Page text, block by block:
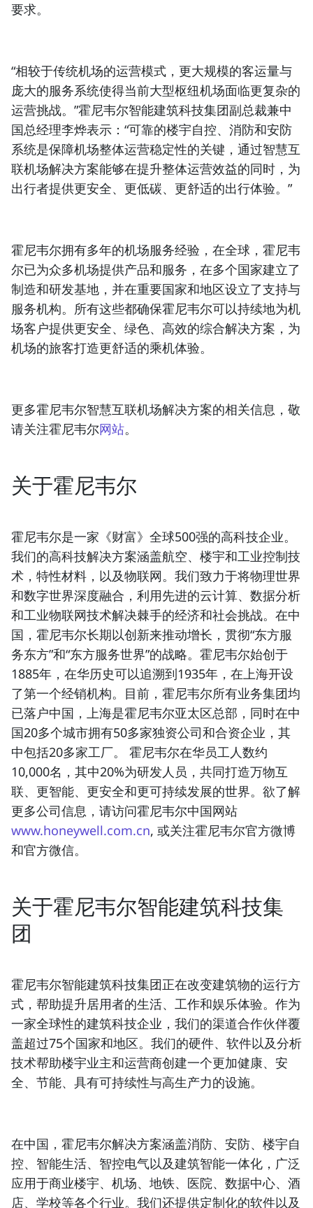
要求。
“相较于传统机场的运营模式，更大规模的客运量与
庞大的服务系统使得当前大型枢纽机场面临更复杂的
运营挑战。”霍尼韦尔智能建筑科技集团副总裁兼中
国总经理李烨表示：“可靠的楼宇自控、消防和安防
系统是保障机场整体运营稳定性的关键，通过智慧互
联机场解决方案能够在提升整体运营效益的同时，为
出行者提供更安全、更低碳、更舒适的出行体验。”
霍尼韦尔拥有多年的机场服务经验，在全球，霍尼韦
尔已为众多机场提供产品和服务，在多个国家建立了
制造和研发基地，并在重要国家和地区设立了支持与
服务机构。所有这些都确保霍尼韦尔可以持续地为机
场客户提供更安全、绿色、高效的综合解决方案，为
机场的旅客打造更舒适的乘机体验。
更多霍尼韦尔智慧互联机场解决方案的相关信息，敬
请关注霍尼韦尔网站。
关于霍尼韦尔
霍尼韦尔是一家《财富》全球500强的高科技企业。
我们的高科技解决方案涵盖航空、楼宇和工业控制技
术，特性材料，以及物联网。我们致力于将物理世界
和数字世界深度融合，利用先进的云计算、数据分析
和工业物联网技术解决棘手的经济和社会挑战。在中
国，霍尼韦尔长期以创新来推动增长，贯彻“东方服
务东方”和“东方服务世界”的战略。霍尼韦尔始创于
1885年，在华历史可以追溯到1935年，在上海开设
了第一个经销机构。目前，霍尼韦尔所有业务集团均
已落户中国，上海是霍尼韦尔亚太区总部，同时在中
国20多个城市拥有50多家独资公司和合资企业，其
中包括20多家工厂。 霍尼韦尔在华员工人数约
10,000名，其中20%为研发人员，共同打造万物互
联、更智能、更安全和更可持续发展的世界。欲了解
更多公司信息，请访问霍尼韦尔中国网站
www.honeywell.com.cn, 或关注霍尼韦尔官方微博
和官方微信。
关于霍尼韦尔智能建筑科技集
团
霍尼韦尔智能建筑科技集团正在改变建筑物的运行方
式，帮助提升居用者的生活、工作和娱乐体验。作为
一家全球性的建筑科技企业，我们的渠道合作伙伴覆
盖超过75个国家和地区。我们的硬件、软件以及分析
技术帮助楼宇业主和运营商创建一个更加健康、安
全、节能、具有可持续性与高生产力的设施。
在中国，霍尼韦尔解决方案涵盖消防、安防、楼宇自
控、智能生活、智控电气以及建筑智能一体化，广泛
应用于商业楼宇、机场、地铁、医院、数据中心、酒
店、学校等各个行业。我们还提供定制化的软件以及